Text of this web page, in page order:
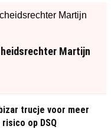
Martijn
trucje voor meer
op DSQ